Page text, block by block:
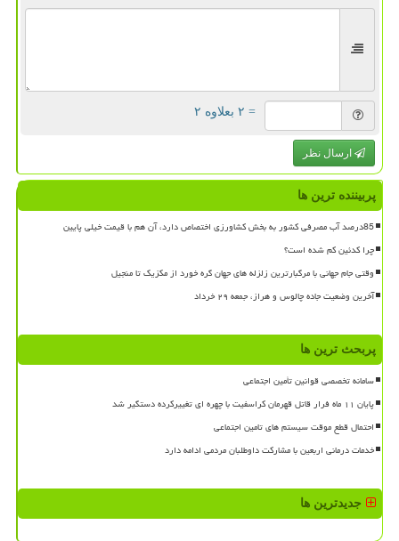
= ۲ بعلاوه ۲
ارسال نظر
پربیننده ترین ها
85درصد آب مصرفی کشور به بخش کشاورزی اختصاص دارد، آن هم با قیمت خیلی پایین
چرا کدئین کم شده است؟
وقتی جام جهانی با مرگبارترین زلزله های جهان گره خورد از مکزیک تا منجیل
آخرین وضعیت جاده چالوس و هراز، جمعه ۲۹ خرداد
پربحث ترین ها
سامانه تخصصی قوانین تأمین اجتماعی
پایان ۱۱ ماه فرار قاتل قهرمان کراسفیت با چهره ای تغییرکرده دستگیر شد
احتمال قطع موقت سیستم های تامین اجتماعی
خدمات درمانی اربعین با مشارکت داوطلبان مردمی ادامه دارد
جدیدترین ها